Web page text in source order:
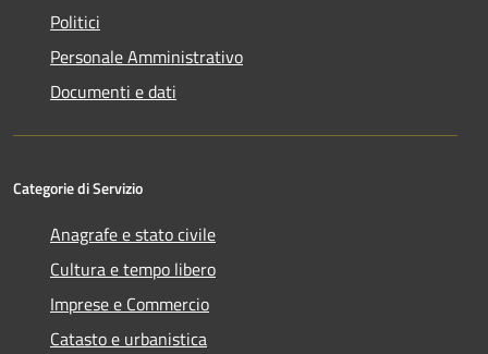
Politici
Personale Amministrativo
Documenti e dati
Categorie di Servizio
Anagrafe e stato civile
Cultura e tempo libero
Imprese e Commercio
Catasto e urbanistica